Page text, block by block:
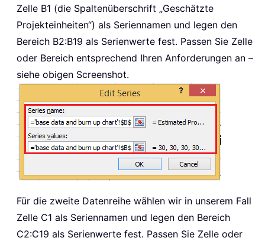
Zelle B1 (die Spaltenüberschrift „Geschätzte
Projekteinheiten“) als Seriennamen und legen den
Bereich B2:B19 als Serienwerte fest. Passen Sie Zelle
oder Bereich entsprechend Ihren Anforderungen an –
siehe obigen Screenshot.
Für die zweite Datenreihe wählen wir in unserem Fall
Zelle C1 als Seriennamen und legen den Bereich
C2:C19 als Serienwerte fest. Passen Sie Zelle oder